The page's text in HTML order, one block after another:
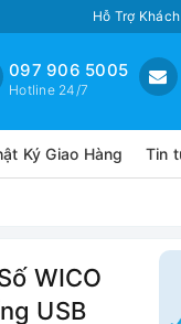
Hỗ Trợ
097 906 5005
Hotline 24/7
Ký Giao Hàng Tin
WICO
USB